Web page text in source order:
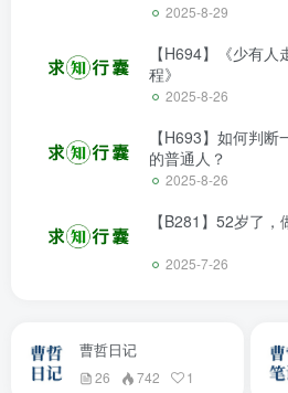
2025-8-29
【H694】《少有
程》
2025-8-26
【H693】如何判
的普通人？
2025-8-26
【B281】52岁了
2025-7-26
曹哲日记
26 742 1